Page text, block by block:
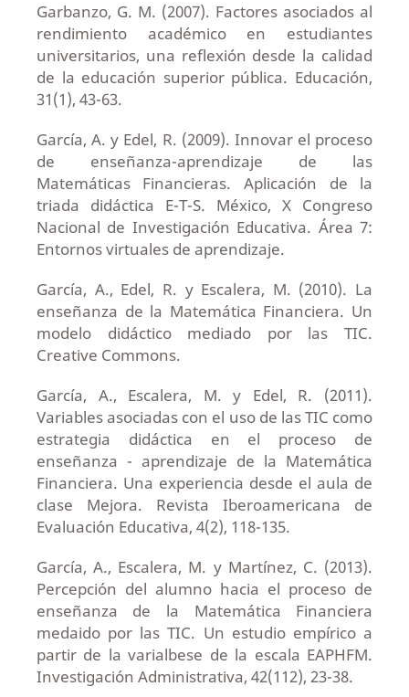
Garbanzo, G. M. (2007). Factores asociados al
rendimiento académico en estudiantes
universitarios, una reflexión desde la calidad
de la educación superior pública. Educación,
31(1), 43-63.
García, A. y Edel, R. (2009). Innovar el proceso
de enseñanza-aprendizaje de las
Matemáticas Financieras. Aplicación de la
triada didáctica E-T-S. México, X Congreso
Nacional de Investigación Educativa. Área 7:
Entornos virtuales de aprendizaje.
García, A., Edel, R. y Escalera, M. (2010). La
enseñanza de la Matemática Financiera. Un
modelo didáctico mediado por las TIC.
Creative Commons.
García, A., Escalera, M. y Edel, R. (2011).
Variables asociadas con el uso de las TIC como
estrategia didáctica en el proceso de
enseñanza - aprendizaje de la Matemática
Financiera. Una experiencia desde el aula de
clase Mejora. Revista Iberoamericana de
Evaluación Educativa, 4(2), 118-135.
García, A., Escalera, M. y Martínez, C. (2013).
Percepción del alumno hacia el proceso de
enseñanza de la Matemática Financiera
medaido por las TIC. Un estudio empírico a
partir de la varialbese de la escala EAPHFM.
Investigación Administrativa, 42(112), 23-38.